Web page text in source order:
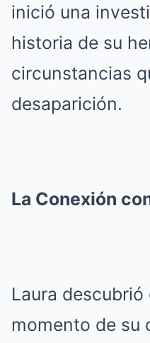
inició una
historia de su
circunstancias
desaparición.
La Conexión
Laura descubrió
momento de su